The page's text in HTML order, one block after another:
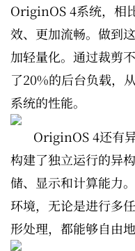
OriginOS 4系统，相
效、更加流畅。做到
加轻量化。通过裁剪
了20%的后台负载，
系统的性能。
OriginOS 4还有
构建了独立运行的异
储、显示和计算能力
环境，无论是进行多
形处理，都能够自由